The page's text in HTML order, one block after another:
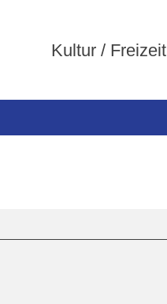
Kultur / Freizeit